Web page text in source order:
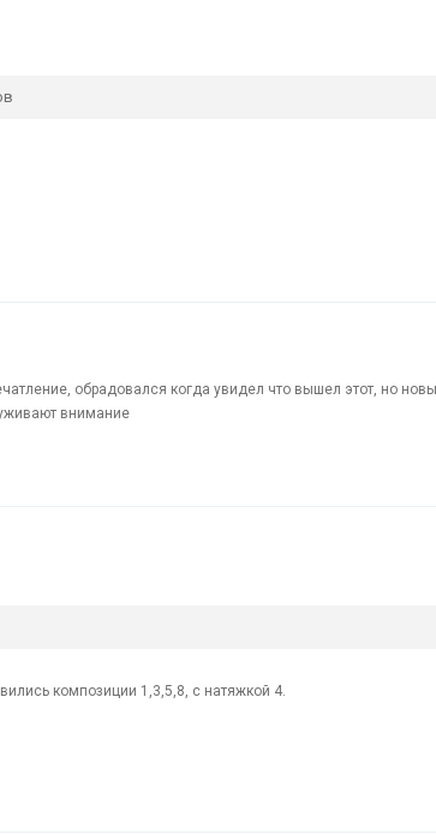
обрадовался когда увидел что вышел этот, но
внимание
композиции 1,3,5,8, с натяжкой 4.